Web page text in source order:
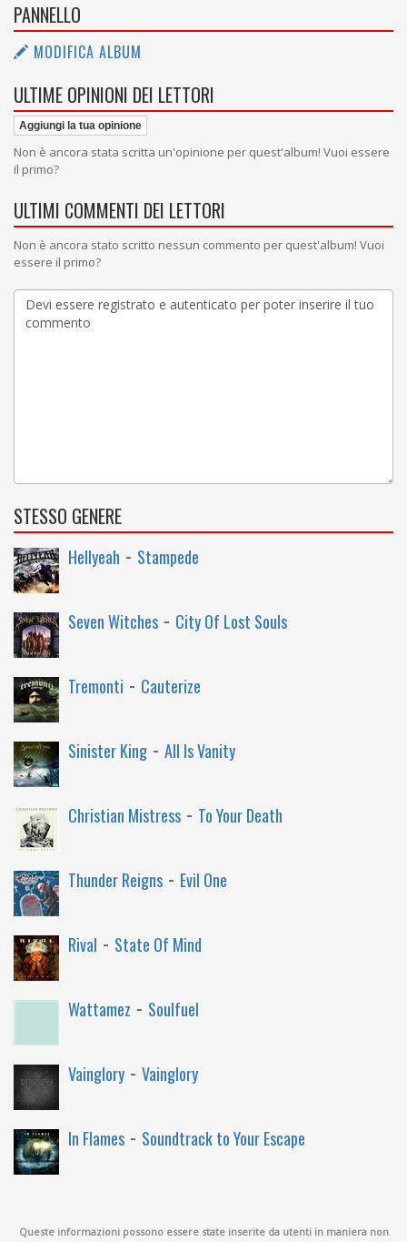
PANNELLO
MODIFICA ALBUM
ULTIME OPINIONI DEI LETTORI
Aggiungi la tua opinione
Non è ancora stata scritta un'opinione per quest'album! Vuoi essere
il primo?
ULTIMI COMMENTI DEI LETTORI
Non è ancora stato scritto nessun commento per quest'album! Vuoi
essere il primo?
STESSO GENERE
Hellyeah - Stampede
Seven Witches - City Of Lost Souls
Tremonti - Cauterize
Sinister King - All Is Vanity
Christian Mistress - To Your Death
Thunder Reigns - Evil One
Rival - State Of Mind
Wattamez - Soulfuel
Vainglory - Vainglory
In Flames - Soundtrack to Your Escape
Queste informazioni possono essere state inserite da utenti in maniera non